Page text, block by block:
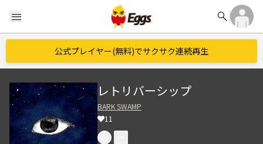
menu search
公式プレイヤー(無料)でサクサク連続再生
レトリバーシップ
BARK SWAMP
11